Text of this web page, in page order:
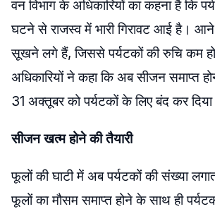
वन विभाग के अधिकारियों का कहना है कि
घटने से राजस्व में भारी गिरावट आई है।
सूखने लगे हैं, जिससे पर्यटकों की रुचि कम हो
अधिकारियों ने कहा कि अब सीजन समाप्त
31 अक्तूबर को पर्यटकों के लिए बंद कर दिया
सीजन खत्म होने की तैयारी
फूलों की घाटी में अब पर्यटकों की संख्या
फूलों का मौसम समाप्त होने के साथ ही